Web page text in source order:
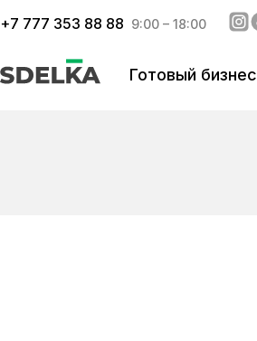
+7 777 353 88 88 9:00 – 18:00
Готовый бизнес